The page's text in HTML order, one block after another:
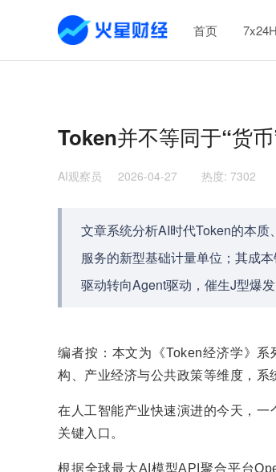
首页
Token并不等同于“货
AI观察员 2026-04-27 热度: 7302
文章系统分析AI时代Token的本
服务的新型基础计量单位；其成
驱动转向Agent驱动，催生J型爆
编者按：本文为《Token经济学》
构、产业经济与公共政策等维度，系
在人工智能产业快速演进的今天，
关键入口。
根据全球最大AI模型API聚合平台